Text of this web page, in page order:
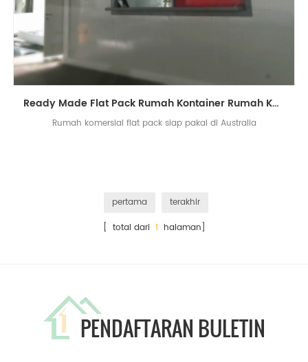
Ready Made Flat Pack Rumah Kontainer Rumah Komersial di Australia
Rumah komersial flat pack siap pakai di Australia
pertama
terakhir
[ total dari 1 halaman]
PENDAFTARAN BULETIN